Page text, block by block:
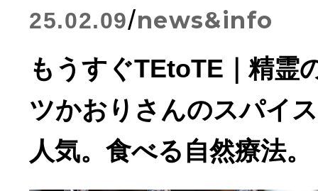
25.02.09/news&info
もうすぐTEtoTE｜精霊
ツかおりさんのスパイ
人気。食べる自然療法。